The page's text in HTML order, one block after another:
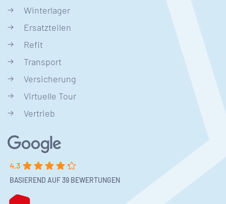
Winterlager
Ersatzteilen
Refit
Transport
Versicherung
Virtuelle Tour
Vertrieb
4.3
BASIEREND AUF 39 BEWERTUNGEN